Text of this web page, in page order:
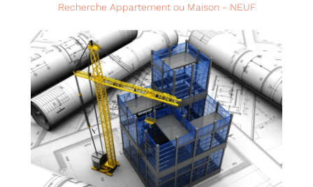
Recherche Appartement ou Maison - NEUF